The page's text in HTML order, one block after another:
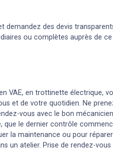
demandez des devis
ou complètes auprès de ce
VAE, en trottinette électrique,
et de votre quotidien. Ne
vous avec le bon mécanicien
que le dernier contrôle
la maintenance ou pour
un atelier. Prise de rendez-